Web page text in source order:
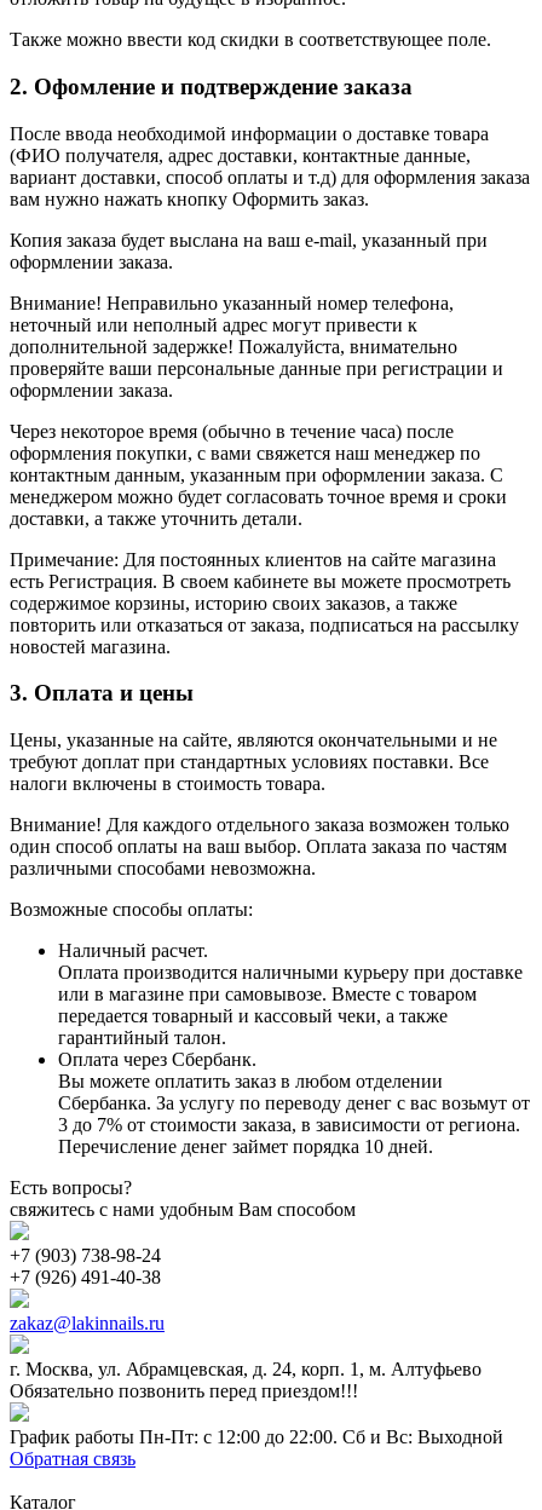
Также можно ввести код скидки в соответствующее поле.
2. Офомление и подтверждение заказа
После ввода необходимой информации о доставке товара
(ФИО получателя, адрес доставки, контактные данные,
вариант доставки, способ оплаты и т.д) для оформления заказа
вам нужно нажать кнопку Оформить заказ.
Копия заказа будет выслана на ваш e-mail, указанный при
оформлении заказа.
Внимание! Неправильно указанный номер телефона,
неточный или неполный адрес могут привести к
дополнительной задержке! Пожалуйста, внимательно
проверяйте ваши персональные данные при регистрации и
оформлении заказа.
Через некоторое время (обычно в течение часа) после
оформления покупки, с вами свяжется наш менеджер по
контактным данным, указанным при оформлении заказа. С
менеджером можно будет согласовать точное время и сроки
доставки, а также уточнить детали.
Примечание: Для постоянных клиентов на сайте магазина
есть Регистрация. В своем кабинете вы можете просмотреть
содержимое корзины, историю своих заказов, а также
повторить или отказаться от заказа, подписаться на рассылку
новостей магазина.
3. Оплата и цены
Цены, указанные на сайте, являются окончательными и не
требуют доплат при стандартных условиях поставки. Все
налоги включены в стоимость товара.
Внимание! Для каждого отдельного заказа возможен только
один способ оплаты на ваш выбор. Оплата заказа по частям
различными способами невозможна.
Возможные способы оплаты:
Наличный расчет.
Оплата производится наличными курьеру при доставке
или в магазине при самовывозе. Вместе с товаром
передается товарный и кассовый чеки, а также
гарантийный талон.
Оплата через Сбербанк.
Вы можете оплатить заказ в любом отделении
Сбербанка. За услугу по переводу денег с вас возьмут от
3 до 7% от стоимости заказа, в зависимости от региона.
Перечисление денег займет порядка 10 дней.
Есть вопросы?
свяжитесь с нами удобным Вам способом
+7 (903) 738-98-24
+7 (926) 491-40-38
zakaz@lakinnails.ru
г. Москва, ул. Абрамцевская, д. 24, корп. 1, м. Алтуфьево
Обязательно позвонить перед приездом!!!
График работы Пн-Пт: с 12:00 до 22:00. Сб и Вс: Выходной
Обратная связь
Каталог